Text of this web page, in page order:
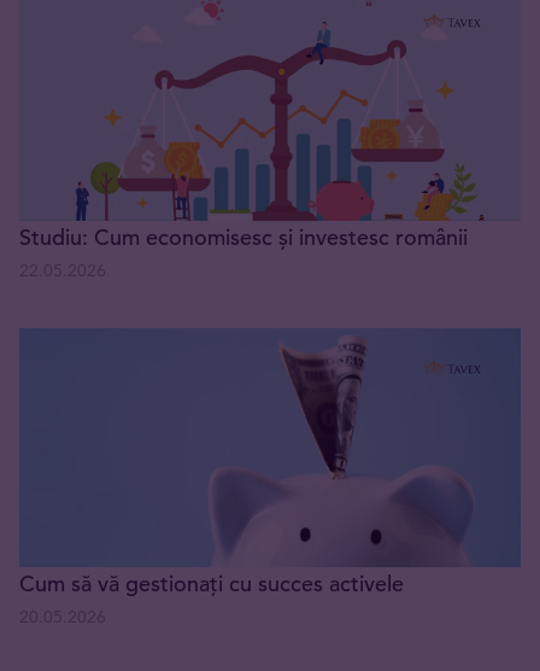
Studiu: Cum economisesc și investesc românii
Cum să vă gestionați cu succes activele